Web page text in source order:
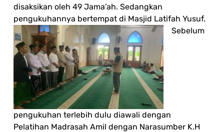
disaksikan oleh 49 Jama’ah. Sedangkan
pengukuhannya bertempat di Masjid Latifah Yusuf.
Sebelum
pengukuhan terlebih dulu diawali dengan
Pelatihan Madrasah Amil dengan Narasumber K.H